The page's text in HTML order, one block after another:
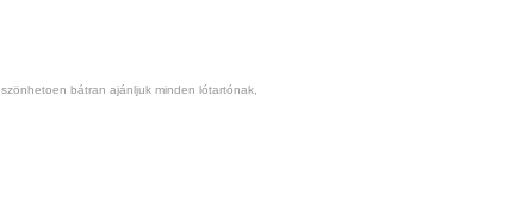
bátran ajánljuk minden lótartónak,